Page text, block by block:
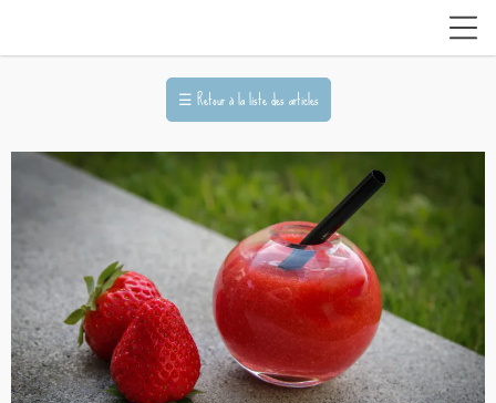
☰Retour à la liste des articles